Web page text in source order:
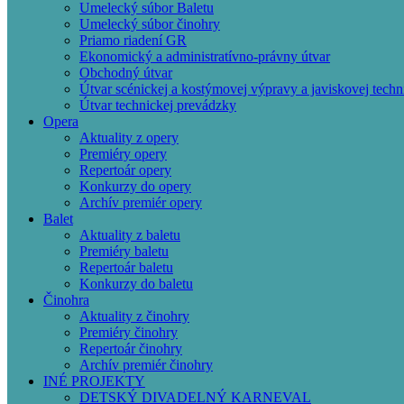
Umelecký súbor Baletu
Umelecký súbor činohry
Priamo riadení GR
Ekonomický a administratívno-právny útvar
Obchodný útvar
Útvar scénickej a kostýmovej výpravy a javiskovej
Útvar technickej prevádzky
Opera
Aktuality z opery
Premiéry opery
Repertoár opery
Konkurzy do opery
Archív premiér opery
Balet
Aktuality z baletu
Premiéry baletu
Repertoár baletu
Konkurzy do baletu
Činohra
Aktuality z činohry
Premiéry činohry
Repertoár činohry
Archív premiér činohry
INÉ PROJEKTY
DETSKÝ DIVADELNÝ KARNEVAL